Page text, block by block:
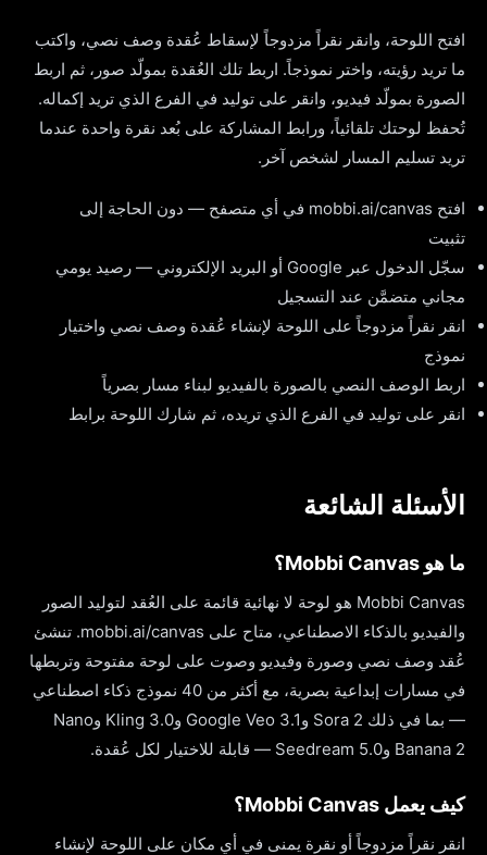
افتح اللوحة، وانقر نقراً مزدوجاً لإسقاط عُقدة وصف نصي، واكتب
ما تريد رؤيته، واختر نموذجاً. اربط تلك العُقدة بمولّد صور، ثم اربط
الصورة بمولّد فيديو، وانقر على توليد في الفرع الذي تريد إكماله.
تُحفظ لوحتك تلقائياً، ورابط المشاركة على بُعد نقرة واحدة عندما
تريد تسليم المسار لشخص آخر.
افتح mobbi.ai/canvas في أي متصفح — دون الحاجة إلى
تثبيت
سجّل الدخول عبر Google أو البريد الإلكتروني — رصيد يومي
مجاني متضمَّن عند التسجيل
انقر نقراً مزدوجاً على اللوحة لإنشاء عُقدة وصف نصي واختيار
نموذج
اربط الوصف النصي بالصورة بالفيديو لبناء مسار بصرياً
انقر على توليد في الفرع الذي تريده، ثم شارك اللوحة برابط
الأسئلة الشائعة
ما هو Mobbi Canvas؟
Mobbi Canvas هو لوحة لا نهائية قائمة على العُقد لتوليد الصور
والفيديو بالذكاء الاصطناعي، متاح على mobbi.ai/canvas. تنشئ
عُقد وصف نصي وصورة وفيديو وصوت على لوحة مفتوحة وتربطها
في مسارات إبداعية بصرية، مع أكثر من 40 نموذج ذكاء اصطناعي
— بما في ذلك Sora 2 وGoogle Veo 3.1 وKling 3.0 وNano
Banana 2 وSeedream 5.0 — قابلة للاختيار لكل عُقدة.
كيف يعمل Mobbi Canvas؟
انقر نقراً مزدوجاً أو نقرة يمنى في أي مكان على اللوحة لإنشاء